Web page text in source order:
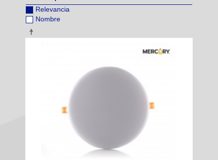
Relevancia
Nombre